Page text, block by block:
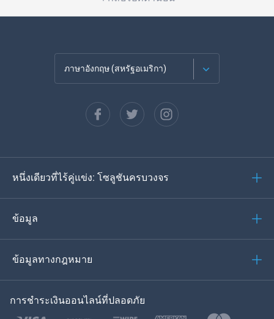
ภาษาอังกฤษ (สหรัฐอเมริกา)
Español
ภาษาเยอรมัน
โปรตุเกส
ภาษาไทย
หนึ่งเดียวที่ไร้คู่แข่ง: โซลูชันครบวงจร
ข้อมูล
ข้อมูลทางกฎหมาย
การชำระเงินออนไลน์ที่ปลอดภัย